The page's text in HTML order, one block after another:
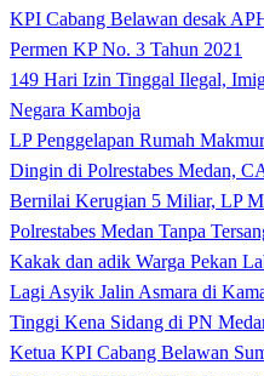
KPI Cabang Belawan desak
Permen KP No. 3 Tahun 2021
149 Hari Izin Tinggal Ilegal,
Negara Kamboja
LP Penggelapan Rumah
Dingin di Polrestabes Medan,
Bernilai Kerugian 5 Miliar, LP
Polrestabes Medan Tanpa
Kakak dan adik Warga Pekan
Lagi Asyik Jalin Asmara di
Tinggi Kena Sidang di PN
Ketua KPI Cabang Belawan